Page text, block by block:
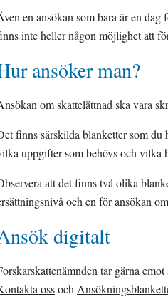
en ansökan som bara är en
inte heller någon möjlighet att
ansöker man?
om skattelättnad ska vara
finns särskilda blanketter som du
uppgifter som behövs och vilka
att det finns två olika
och en för ansökan
digitalt
oss och